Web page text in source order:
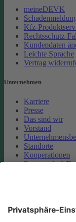
meineDEVK
Kfz-
Rechtsschutz-
Kundendaten
Leichte Sprache
Vertrag
Unternehmen
Karriere
Presse
Das sind wir
Vorstand
Standorte
Kooperationen
Partnerschaft